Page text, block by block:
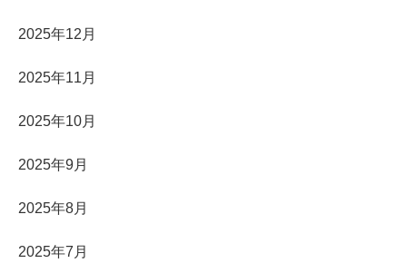
2025年12月
2025年11月
2025年10月
2025年9月
2025年8月
2025年7月